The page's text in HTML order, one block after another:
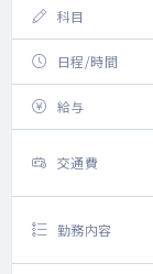
科目
日程/時間
給与
交通費
勤務内容